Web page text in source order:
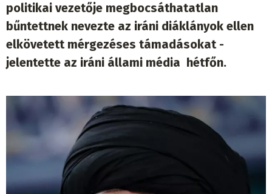
politikai vezetője megbocsáthatatlan
bűntettnek nevezte az iráni diáklányok ellen
elkövetett mérgezéses támadásokat -
jelentette az iráni állami média hétfőn.